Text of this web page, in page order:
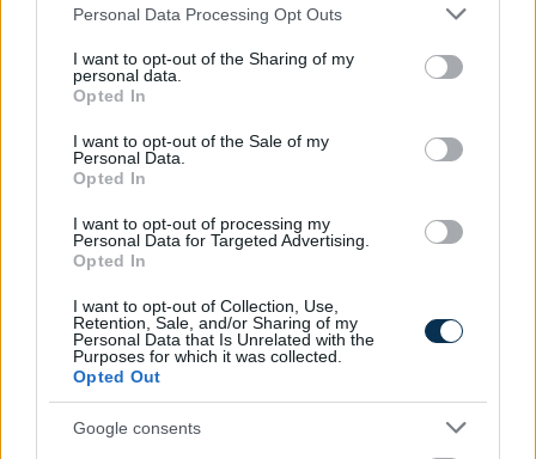
Please note that this website/app uses one or more Google
not limited to your visit or usage behaviour. You may click to
grant or deny consent to Google and its third-party tags to
use your data for below specified purposes in below Google
consent section.
Personal Data Processing Opt Outs
I want to opt-out of the Sharing of my
personal data.
Opted In
I want to opt-out of the Sale of my
Personal Data.
Opted In
I want to opt-out of processing my
Personal Data for Targeted Advertising.
Opted In
I want to opt-out of Collection, Use,
Retention, Sale, and/or Sharing of my
Personal Data that Is Unrelated with the
Purposes for which it was collected.
Opted Out
Google consents
KISZÁMOLOM!